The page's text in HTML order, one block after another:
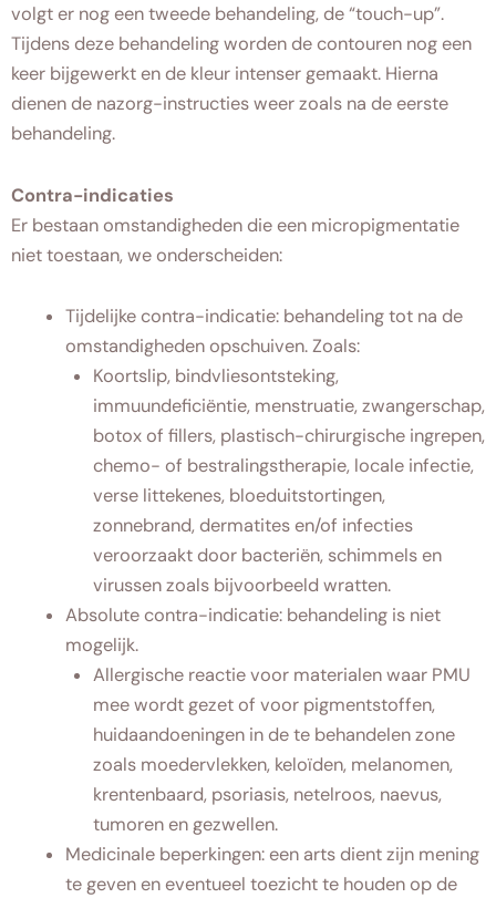
volgt er nog een tweede behandeling, de “touch-up”.
Tijdens deze behandeling worden de contouren nog een
keer bijgewerkt en de kleur intenser gemaakt. Hierna
dienen de nazorg-instructies weer zoals na de eerste
behandeling.
Contra-indicaties
Er bestaan omstandigheden die een micropigmentatie
niet toestaan, we onderscheiden:
Tijdelijke contra-indicatie: behandeling tot na de
omstandigheden opschuiven. Zoals:
Koortslip, bindvliesontsteking,
immuundeficiëntie, menstruatie, zwangerschap,
botox of fillers, plastisch-chirurgische ingrepen,
chemo- of bestralingstherapie, locale infectie,
verse littekenes, bloeduitstortingen,
zonnebrand, dermatites en/of infecties
veroorzaakt door bacteriën, schimmels en
virussen zoals bijvoorbeeld wratten.
Absolute contra-indicatie: behandeling is niet
mogelijk.
Allergische reactie voor materialen waar PMU
mee wordt gezet of voor pigmentstoffen,
huidaandoeningen in de te behandelen zone
zoals moedervlekken, keloïden, melanomen,
krentenbaard, psoriasis, netelroos, naevus,
tumoren en gezwellen.
Medicinale beperkingen: een arts dient zijn mening
te geven en eventueel toezicht te houden op de